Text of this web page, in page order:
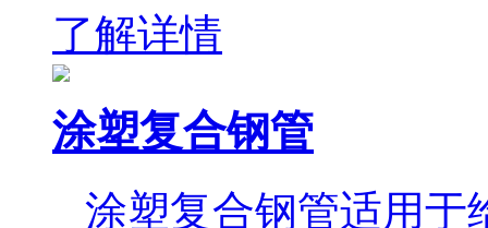
了解详情
涂塑复合钢管
涂塑复合钢管适用于